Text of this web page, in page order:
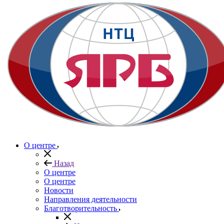
О центре
Назад
О центре
О центре
Новости
Направления деятельности
Благотворительность